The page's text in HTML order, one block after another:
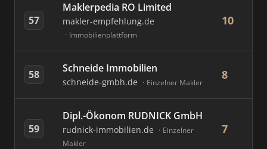
57
Maklerpedia RO Limited
makler-empfehlung.de
Immobilienplattform
10
58 Schneide Immobilien
schneide-gmbh.de Einzelner Makler
8
59
Dipl.-Ökonom RUDNICK GmbH
rudnick-immobilien.de
Einzelner
Makler
7